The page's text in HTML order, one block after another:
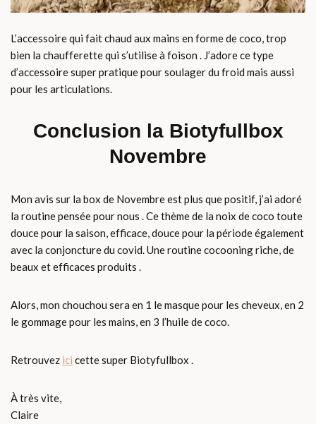
L’accessoire qui fait chaud aux mains en forme de coco, trop
bien la chaufferette qui s’utilise à foison . J’adore ce type
d’accessoire super pratique pour soulager du froid mais aussi
pour les articulations.
Conclusion la Biotyfullbox
Novembre
Mon avis sur la box de Novembre est plus que positif, j’ai adoré
la routine pensée pour nous . Ce thème de la noix de coco toute
douce pour la saison, efficace, douce pour la période également
avec la conjoncture du covid. Une routine cocooning riche, de
beaux et efficaces produits .
Alors, mon chouchou sera en 1 le masque pour les cheveux, en 2
le gommage pour les mains, en 3 l’huile de coco.
Retrouvez ici cette super Biotyfullbox .
À très vite,
Claire